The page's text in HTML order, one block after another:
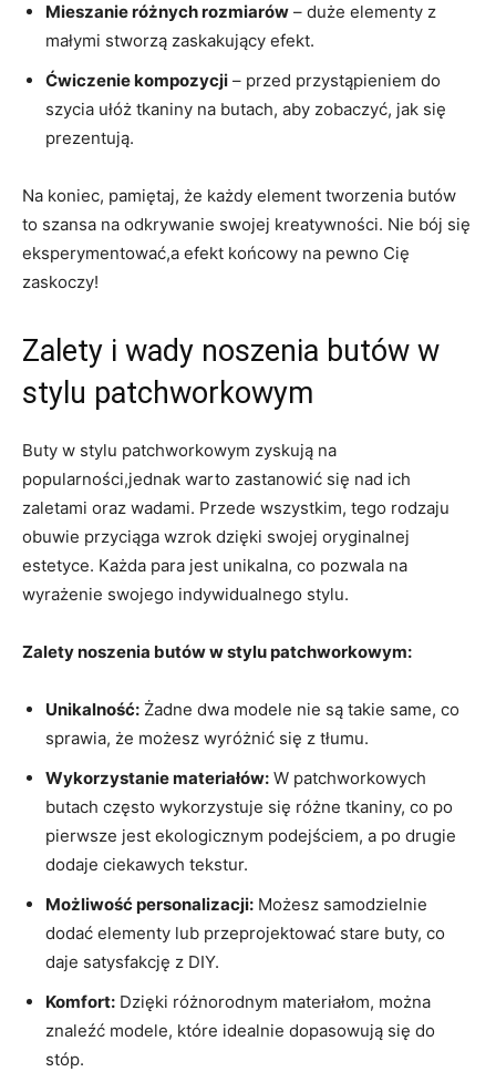
Mieszanie różnych rozmiarów – duże elementy z
małymi stworzą zaskakujący efekt.
Ćwiczenie kompozycji – przed przystąpieniem do
szycia ułóż tkaniny na butach, aby zobaczyć, jak się
prezentują.
Na koniec, pamiętaj, że każdy element tworzenia butów
to szansa na odkrywanie swojej kreatywności. Nie bój się
eksperymentować,a efekt końcowy na pewno Cię
zaskoczy!
Zalety i wady noszenia butów w
stylu patchworkowym
Buty w stylu patchworkowym zyskują na
popularności,jednak warto zastanowić się nad ich
zaletami oraz wadami. Przede wszystkim, tego rodzaju
obuwie przyciąga wzrok dzięki swojej oryginalnej
estetyce. Każda para jest unikalna, co pozwala na
wyrażenie swojego indywidualnego stylu.
Zalety noszenia butów w stylu patchworkowym:
Unikalność: Żadne dwa modele nie są takie same, co
sprawia, że możesz wyróżnić się z tłumu.
Wykorzystanie materiałów: W patchworkowych
butach często wykorzystuje się różne tkaniny, co po
pierwsze jest ekologicznym podejściem, a po drugie
dodaje ciekawych tekstur.
Możliwość personalizacji: Możesz samodzielnie
dodać elementy lub przeprojektować stare buty, co
daje satysfakcję z DIY.
Komfort: Dzięki różnorodnym materiałom, można
znaleźć modele, które idealnie dopasowują się do
stóp.